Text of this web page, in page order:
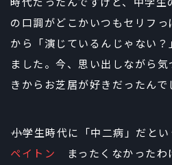
の口調がどこかいつもセリフ
から「演じているんじゃない？
ました。今、思い出しながら
きからお芝居が好きだったんで
――小学生時代に「中二病」だと
ペイトン まったくなかったわ